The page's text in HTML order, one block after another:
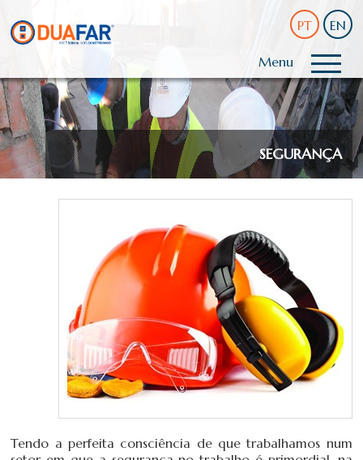
PT EN
Menu
SEGURANÇA
Tendo a perfeita consciência de que trabalhamos num